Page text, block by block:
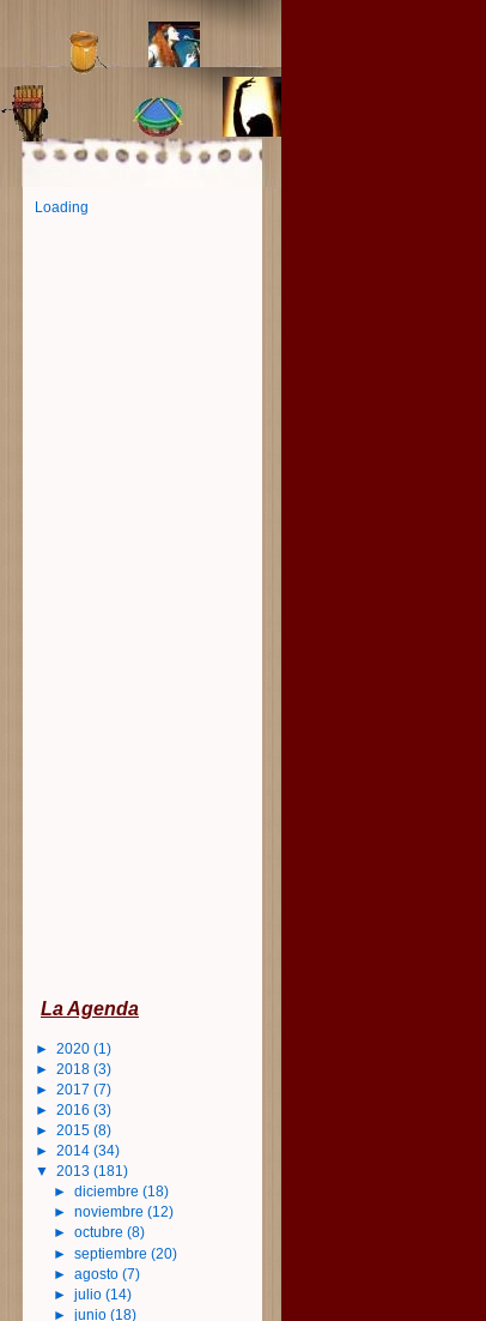
Loading
La Agenda
► 2020 (1)
► 2018 (3)
► 2017 (7)
► 2016 (3)
► 2015 (8)
► 2014 (34)
▼ 2013 (181)
► diciembre (18)
► noviembre (12)
► octubre (8)
► septiembre (20)
► agosto (7)
► julio (14)
► junio (18)